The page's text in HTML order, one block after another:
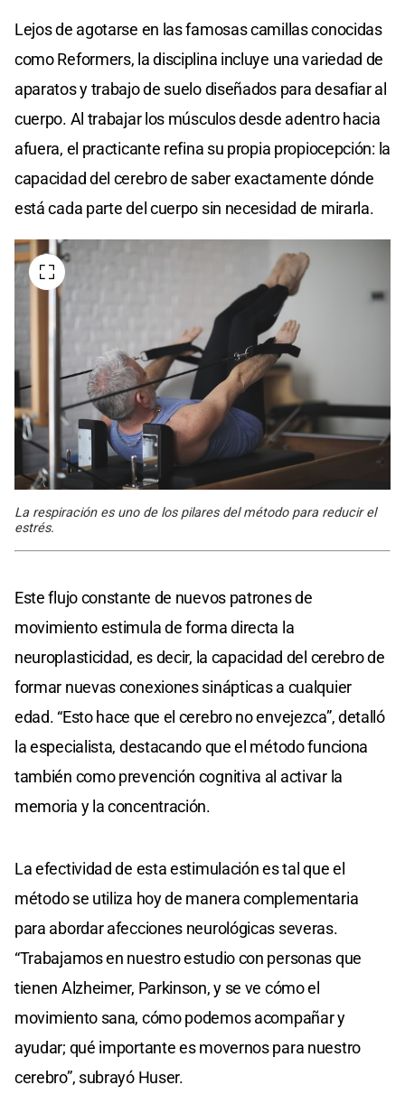
Lejos de agotarse en las famosas camillas conocidas
como Reformers, la disciplina incluye una variedad de
aparatos y trabajo de suelo diseñados para desafiar al
cuerpo. Al trabajar los músculos desde adentro hacia
afuera, el practicante refina su propia propiocepción: la
capacidad del cerebro de saber exactamente dónde
está cada parte del cuerpo sin necesidad de mirarla.
La respiración es uno de los pilares del método para reducir el
estrés.
Este flujo constante de nuevos patrones de
movimiento estimula de forma directa la
neuroplasticidad, es decir, la capacidad del cerebro de
formar nuevas conexiones sinápticas a cualquier
edad. “Esto hace que el cerebro no envejezca”, detalló
la especialista, destacando que el método funciona
también como prevención cognitiva al activar la
memoria y la concentración.
La efectividad de esta estimulación es tal que el
método se utiliza hoy de manera complementaria
para abordar afecciones neurológicas severas.
“Trabajamos en nuestro estudio con personas que
tienen Alzheimer, Parkinson, y se ve cómo el
movimiento sana, cómo podemos acompañar y
ayudar; qué importante es movernos para nuestro
cerebro”, subrayó Huser.